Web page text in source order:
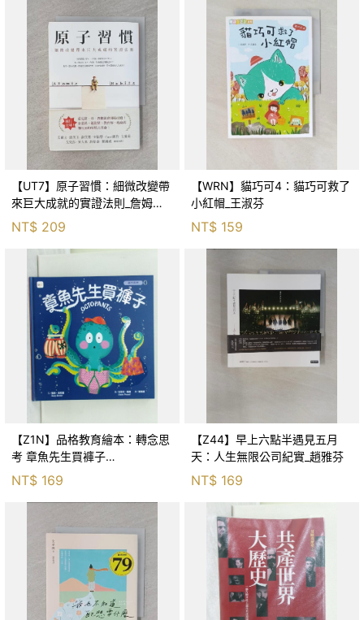
【UT7】原子習慣：細微改變帶
來巨大成就的實證法則_詹姆斯‧
克利爾, 蔡世偉
NT$ 209
【WRN】貓巧可4：貓巧可救了
小紅帽_王淑芬
NT$ 159
【Z1N】品格教育繪本：轉念思
考 章魚先生買褲子
(Octopants)_蘇西‧西尼爾, 黃筱
NT$ 169
【Z44】早上六點半遇見五月
天：人生無限公司紀實_趙雅芬
NT$ 169